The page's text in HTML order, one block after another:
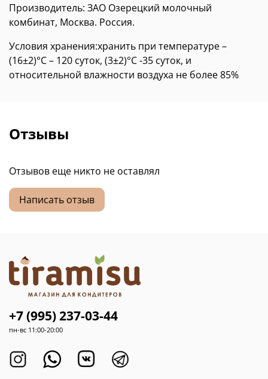
Производитель: ЗАО Озерецкий молочный
комбинат, Москва. Россия.
Условия хранения:хранить при температуре –
(16±2)°C – 120 суток, (3±2)°C -35 суток, и
относительной влажности воздуха не более 85%
Отзывы
Отзывов еще никто не оставлял
Написать отзыв
+7 (995) 237-03-44
пн-вс 11:00-20:00